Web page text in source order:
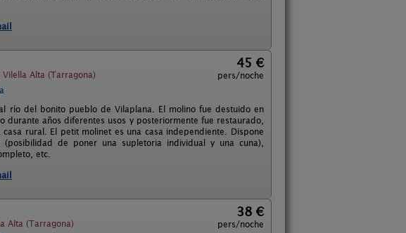
Vilella Alta (Tarragona)
45 €
pers/noche
río del bonito pueblo de Vilaplana. El molino fue destuido en
años diferentes usos y posteriormente fue restaurado,
rural. El petit molinet es una casa independiente. Dispone
de poner una supletoria individual y una cuna),
etc.
Alta (Tarragona)
38 €
pers/noche